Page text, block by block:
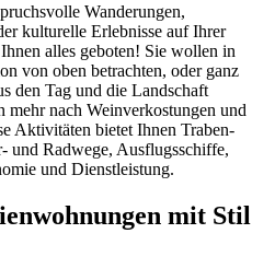
Wanderungen,
kulturelle Erlebnisse auf Ihrer
alles geboten! Sie wollen in
von oben betrachten, oder ganz
den Tag und die Landschaft
mehr nach Weinverkostungen und
Aktivitäten bietet Ihnen Traben-
und Radwege, Ausflugsschiffe,
und Dienstleistung.
mit Stil